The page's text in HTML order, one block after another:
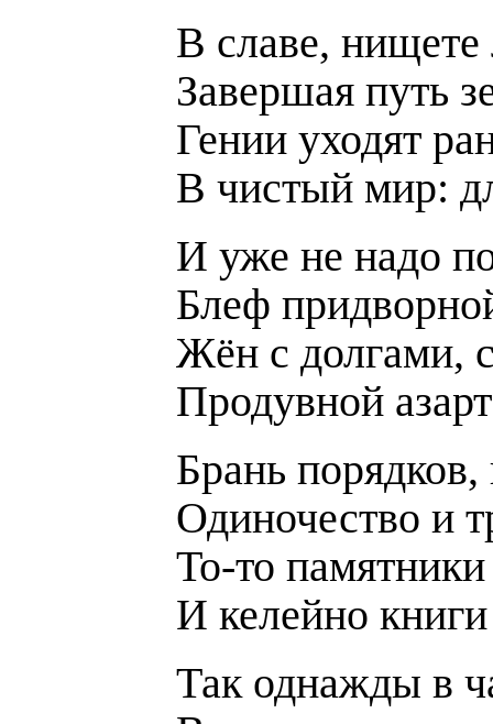
В славе,
Завершая путь
Гении уходят
В чистый мир:
И уже не надо
Блеф
Жён с долгами,
Продувной
Брань
Одиночество и
То-то памятники
И келейно
Так однажды в